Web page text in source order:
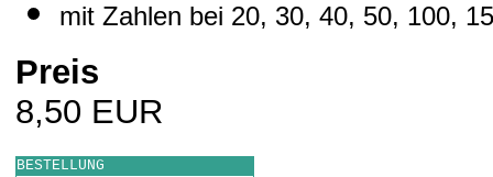
mit Zahlen bei 20, 30, 40, 50, 100,
Preis
8,50 EUR
BESTELLUNG